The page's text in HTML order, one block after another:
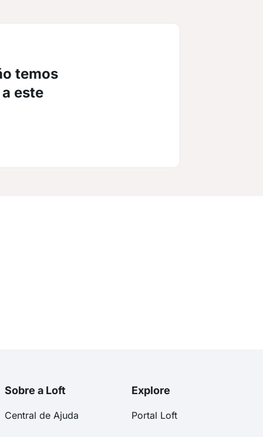
temos
este
Sobre a Loft
Central de Ajuda
Explore
Portal Loft